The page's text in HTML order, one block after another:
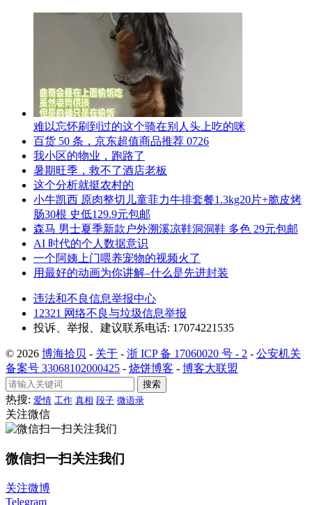
难以忘怀刷到过的这个骑在别人头上吃的咪
百货 50 条，京东超值商品推荐 0726
我小区的物业，跑路了
暑期旺季，救不了酒店老板
这个分析就挺农村的
小牛凯西 原肉整切儿童菲力牛排套餐1.3kg20片+脆皮烤
肠30根 史低129.9元包邮
森马 男士夏季新款户外溯溪凉鞋洞洞鞋 多色 29元包邮
AI 时代的个人数据意识
一个阿姨上门喂养宠物的视频火了
用最好的动画为你讲解–什么是先进封装
违法和不良信息举报中心
12321 网络不良与垃圾信息举报
投诉、举报、建议联系电话: 17074221535
© 2026 博海拾贝 - 关于 - 浙 ICP 备 17060020 号 - 2 - 公安机关
备案号 33068102000425 - 烧饼博客 - 博客大联盟
搜索
热搜: 爱情 工作 真相 段子 微语录
关注微信
微信扫一扫关注我们
关注微博
Telegram